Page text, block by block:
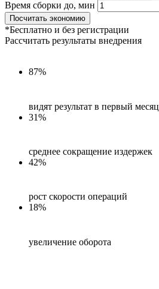
Время сборки до, мин
Посчитать экономию
*Бесплатно и без регистрации
Рассчитать результаты внедрения
87%
видят результат в первый месяц
31%
среднее сокращение издержек
42%
рост скорости операций
18%
увеличение оборота